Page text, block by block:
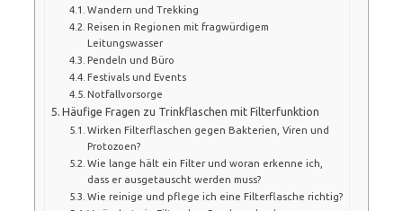
Wandern und Trekking
Reisen in Regionen mit fragwürdigem
Leitungswasser
Pendeln und Büro
Festivals und Events
Notfallvorsorge
Häufige Fragen zu Trinkflaschen mit Filterfunktion
Wirken Filterflaschen gegen Bakterien, Viren und
Protozoen?
Wie lange hält ein Filter und woran erkenne ich,
dass er ausgetauscht werden muss?
Wie reinige und pflege ich eine Filterflasche richtig?